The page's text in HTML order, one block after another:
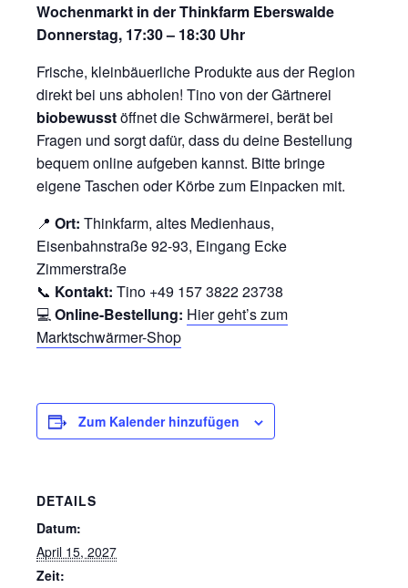
Wochenmarkt in der Thinkfarm Eberswalde
Donnerstag, 17:30 – 18:30 Uhr
Frische, kleinbäuerliche Produkte aus der Region
direkt bei uns abholen! Tino von der Gärtnerei
biobewusstöffnet die Schwärmerei, berät bei
Fragen und sorgt dafür, dass du deine Bestellung
bequem online aufgeben kannst. Bitte bringe
eigene Taschen oder Körbe zum Einpacken mit.
📍 Ort: Thinkfarm, altes Medienhaus,
Eisenbahnstraße 92-93, Eingang Ecke
Zimmerstraße
📞 Kontakt: Tino +49 157 3822 23738
💻Online-Bestellung: Hier geht’s zum
Marktschwärmer-Shop
Zum Kalender hinzufügen
DETAILS
Datum:
April 15, 2027
Zeit: